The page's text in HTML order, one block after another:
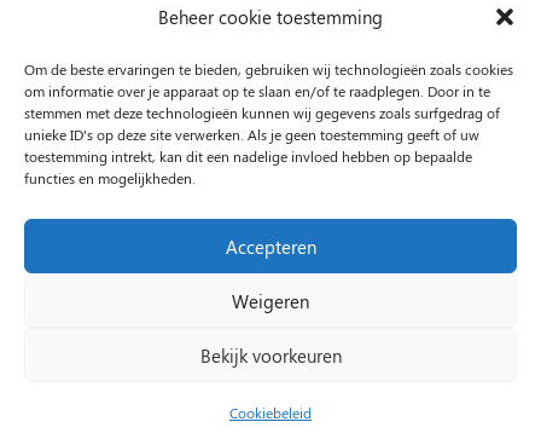
Beheer cookie toestemming
Om de beste ervaringen te bieden, gebruiken wij technologieën zoals cookies
om informatie over je apparaat op te slaan en/of te raadplegen. Door in te
stemmen met deze technologieën kunnen wij gegevens zoals surfgedrag of
unieke ID's op deze site verwerken. Als je geen toestemming geeft of uw
toestemming intrekt, kan dit een nadelige invloed hebben op bepaalde
functies en mogelijkheden.
Accepteren
Weigeren
Bekijk voorkeuren
Cookiebeleid
Volg op Instagram
Rob Jacobs uit ’s-Hertogenbosch is een ‘Plein Air’- en
‘Live Event Painter’, schilderend bewogen door Licht en
Liefde.
2024 Rob Jacobs LIVE EVENT PAINTING / Hosted By
Impact Presentations
Live painting bruiloft